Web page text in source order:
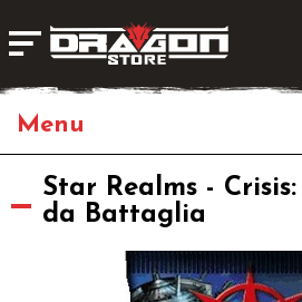
Giochi da Tavolo
Star Realms -
da Battaglia